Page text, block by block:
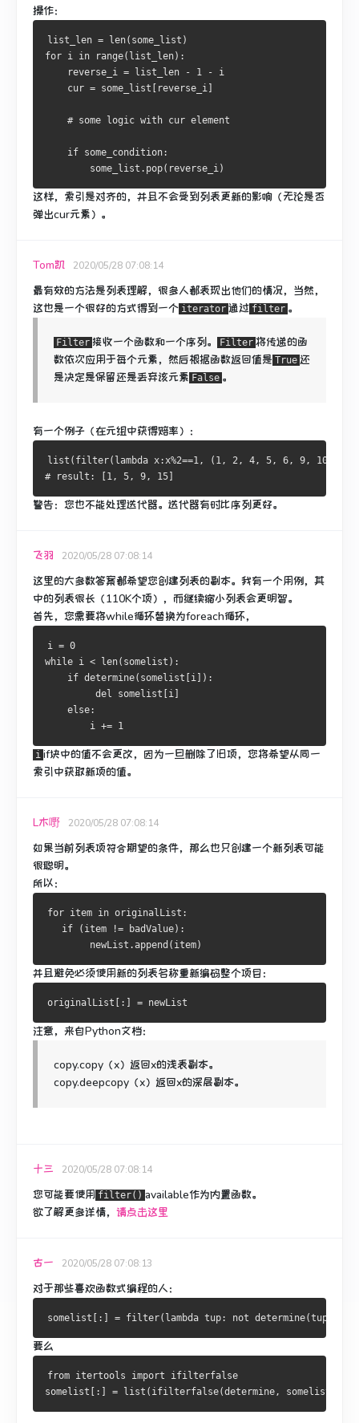
操作：
list_len = len( some_list )
for i in range( list_len):
    reverse_i
= list_len - 1 - i
    cur
= some_list reverse_i
# some logic with cur element
if some_condition:
        some_list
. pop( reverse_i)
这样，索引是对齐的，并且不会受到列表更新的影响（无论是否
弹出cur元素）。
Tom凯 2020/05/28 07:08:14
最有效的方法是列表理解，很多人都表现出他们的情况，当然，
这也是一个很好的方式得到一个 iterator 通过 filter 。
Filter 接收一个函数和一个序列。 Filter 将传递的函
数依次应用于每个元素，然后根据函数返回值是 True 还
是决定是保留还是丢弃该元素 False 。
有一个例子（在元组中获得赔率）：
list ( filter( lambda x:x%2==1, ( 1, 2, 4, 5, 6, 9, 10
# result: [1, 5, 9, 15]
警告：您也不能处理迭代器。 迭代器有时比序列更好。
飞羽 2020/05/28 07:08:14
这里的大多数答案都希望您创建列表的副本。 我有一个用例，其
中的列表很长（110K个项），而继续缩小列表会更明智。
首先，您需要将while循环替换为foreach循环，
i = 0
while i < len( somelist ):
if determine( somelist i ]):
del somelist i
else:
        i
+= 1
i if块中的值不会更改，因为一旦删除了旧项，您将希望从同一
索引中获取新项的值。
L木嘢 2020/05/28 07:08:14
如果当前列表项符合期望的条件，那么也只创建一个新列表可能
很聪明。
所以：
for item in originalList :
if
( item != badValue):
        newList
.append ( item)
并且避免必须使用新的列表名称重新编码整个项目：
originalList [:] = newList
注意，来自Python文档：
copy.copy（x）返回x的浅表副本。
copy.deepcopy（x）返回x的深层副本。
十三 2020/05/28 07:08:14
您可能要使用 filter() available作为内置函数。
欲了解更多详情， 请点击这里
古一 2020/05/28 07:08:13
对于那些喜欢函数式编程的人：
somelist [:] = filter( lambda tup: not determine(tup
要么
from itertools import ifilterfalse
somelist [:] = list ( ifilterfalse(determine, somelist